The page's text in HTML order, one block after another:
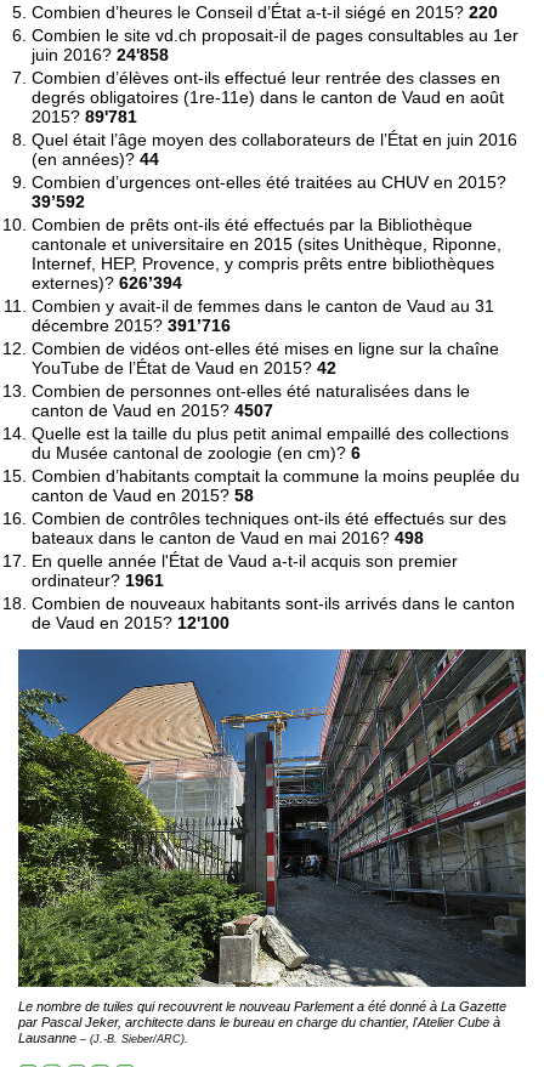
Combien d’heures le Conseil d’État a-t-il siégé en 2015? 220
Combien le site vd.ch proposait-il de pages consultables au 1er
juin 2016? 24'858
Combien d’élèves ont-ils effectué leur rentrée des classes en
degrés obligatoires (1re-11e) dans le canton de Vaud en août
2015? 89'781
Quel était l’âge moyen des collaborateurs de l’État en juin 2016
(en années)? 44
Combien d’urgences ont-elles été traitées au CHUV en 2015?
39’592
Combien de prêts ont-ils été effectués par la Bibliothèque
cantonale et universitaire en 2015 (sites Unithèque, Riponne,
Internef, HEP, Provence, y compris prêts entre bibliothèques
externes)? 626’394
Combien y avait-il de femmes dans le canton de Vaud au 31
décembre 2015? 391’716
Combien de vidéos ont-elles été mises en ligne sur la chaîne
YouTube de l’État de Vaud en 2015? 42
Combien de personnes ont-elles été naturalisées dans le
canton de Vaud en 2015? 4507
Quelle est la taille du plus petit animal empaillé des collections
du Musée cantonal de zoologie (en cm)? 6
Combien d’habitants comptait la commune la moins peuplée du
canton de Vaud en 2015? 58
Combien de contrôles techniques ont-ils été effectués sur des
bateaux dans le canton de Vaud en mai 2016? 498
En quelle année l'État de Vaud a-t-il acquis son premier
ordinateur? 1961
Combien de nouveaux habitants sont-ils arrivés dans le canton
de Vaud en 2015? 12'100
Le nombre de tuiles qui recouvrent le nouveau Parlement a été donné à La Gazette
par Pascal Jeker, architecte dans le bureau en charge du chantier, l'Atelier Cube à
Lausanne – (J.-B. Sieber/ARC).